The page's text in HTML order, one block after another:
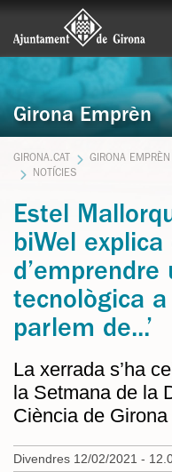
Girona Emprèn
GIRONA.CAT GIRONA EMPRÈN
NOTÍCIES
Estel
biWel explica
tecnològica a
parlem de...’
La xerrada s’ha
la Setmana de la
Ciència de Girona
Divendres 12/02/2021 -